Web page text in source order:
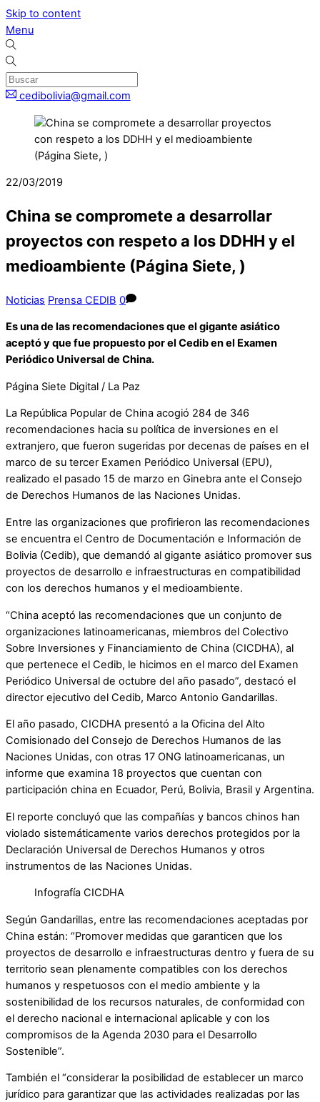
Skip to content
Menu
cedibolivia@gmail.com
22/03/2019
China se compromete a desarrollar
proyectos con respeto a los DDHH y el
medioambiente (Página Siete, )
Noticias Prensa CEDIB 0
Es una de las recomendaciones que el gigante asiático
aceptó y que fue propuesto por el Cedib en el Examen
Periódico Universal de China.
Página Siete Digital / La Paz
La República Popular de China acogió 284 de 346
recomendaciones hacia su política de inversiones en el
extranjero, que fueron sugeridas por decenas de países en el
marco de su tercer Examen Periódico Universal (EPU),
realizado el pasado 15 de marzo en Ginebra ante el Consejo
de Derechos Humanos de las Naciones Unidas.
Entre las organizaciones que profirieron las recomendaciones
se encuentra el Centro de Documentación e Información de
Bolivia (Cedib), que demandó al gigante asiático promover sus
proyectos de desarrollo e infraestructuras en compatibilidad
con los derechos humanos y el medioambiente.
“China aceptó las recomendaciones que un conjunto de
organizaciones latinoamericanas, miembros del Colectivo
Sobre Inversiones y Financiamiento de China (CICDHA), al
que pertenece el Cedib, le hicimos en el marco del Examen
Periódico Universal de octubre del año pasado”, destacó el
director ejecutivo del Cedib, Marco Antonio Gandarillas.
El año pasado, CICDHA presentó a la Oficina del Alto
Comisionado del Consejo de Derechos Humanos de las
Naciones Unidas, con otras 17 ONG latinoamericanas, un
informe que examina 18 proyectos que cuentan con
participación china en Ecuador, Perú, Bolivia, Brasil y Argentina.
El reporte concluyó que las compañías y bancos chinos han
violado sistemáticamente varios derechos protegidos por la
Declaración Universal de Derechos Humanos y otros
instrumentos de las Naciones Unidas.
Infografía CICDHA
Según Gandarillas, entre las recomendaciones aceptadas por
China están: “Promover medidas que garanticen que los
proyectos de desarrollo e infraestructuras dentro y fuera de su
territorio sean plenamente compatibles con los derechos
humanos y respetuosos con el medio ambiente y la
sostenibilidad de los recursos naturales, de conformidad con
el derecho nacional e internacional aplicable y con los
compromisos de la Agenda 2030 para el Desarrollo
Sostenible”.
También el “considerar la posibilidad de establecer un marco
jurídico para garantizar que las actividades realizadas por las